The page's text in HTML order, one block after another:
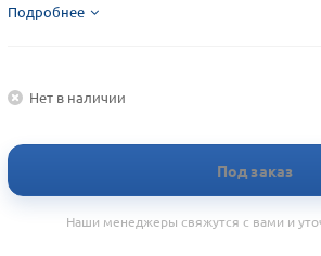
Подробнее
Нет в наличии
Под заказ
Наши менеджеры свяжутся с вами и